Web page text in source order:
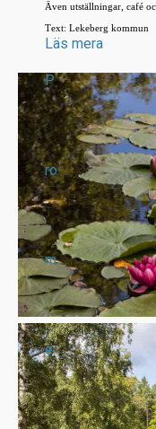
P
ro
m
e
Även utställningar, café
Text: Lekeberg kommun
Läs mera